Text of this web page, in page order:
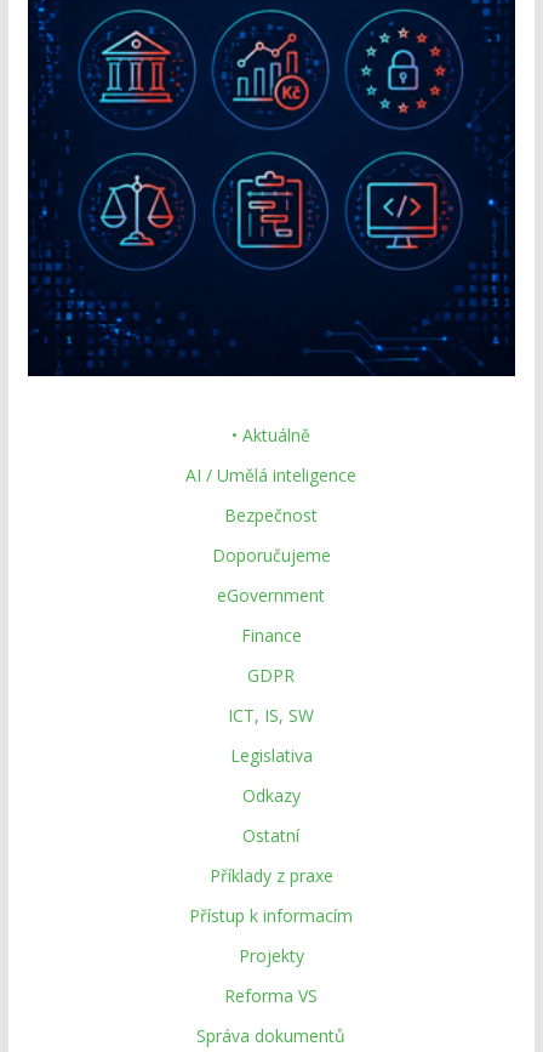
• Aktuálně
AI / Umělá inteligence
Bezpečnost
Doporučujeme
eGovernment
Finance
GDPR
ICT, IS, SW
Legislativa
Odkazy
Ostatní
Příklady z praxe
Přístup k informacím
Projekty
Reforma VS
Správa dokumentů